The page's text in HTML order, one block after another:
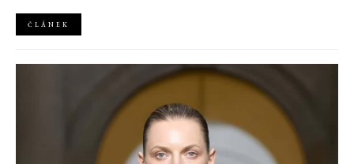
ČLÁNEK